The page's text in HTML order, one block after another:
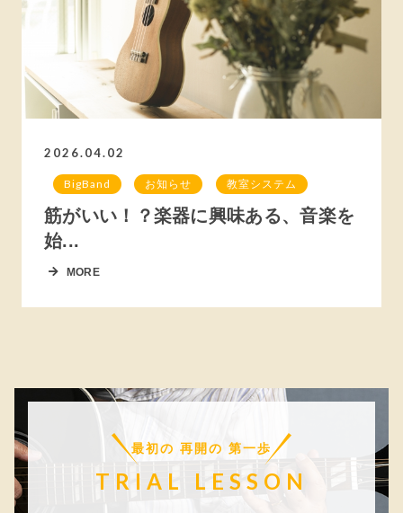
2026.04.02
BigBand お知らせ 教室システム
筋がいい！？楽器に興味ある、音楽を
始...
MORE
最初の 再開の 第一歩
TRIAL LESSON